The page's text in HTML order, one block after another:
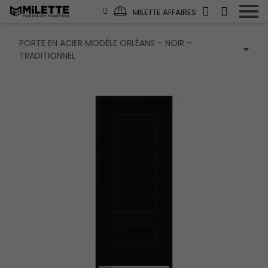
MILETTE AFFAIRES
PORTE EN ACIER MODÈLE ORLÉANS – NOIR –
TRADITIONNEL